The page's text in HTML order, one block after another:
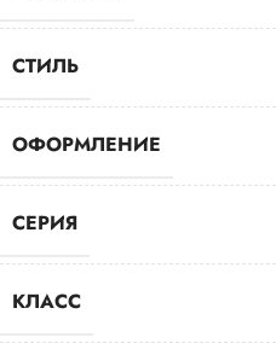
СТИЛЬ
ОФОРМЛЕНИЕ
СЕРИЯ
КЛАСС